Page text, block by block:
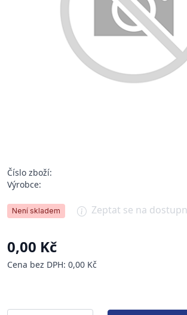
Číslo zboží:
Výrobce:
Není skladem Zeptat se na
0,00 Kč
Cena bez DPH: 0,00 Kč